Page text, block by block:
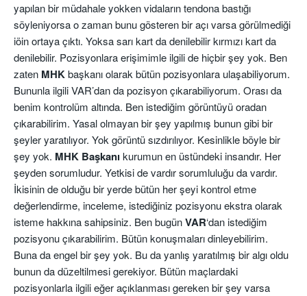
yapılan bir müdahale yokken vidaların tendona bastığı
söyleniyorsa o zaman bunu gösteren bir açı varsa görülmediği
iöin ortaya çıktı. Yoksa sarı kart da denilebilir kırmızı kart da
denilebilir. Pozisyonlara erişimimle ilgili de hiçbir şey yok. Ben
zaten MHKbaşkanı olarak bütün pozisyonlara ulaşabiliyorum.
Bununla ilgili VAR’dan da pozisyon çıkarabiliyorum. Orası da
benim kontrolüm altında. Ben istediğim görüntüyü oradan
çıkarabilirim. Yasal olmayan bir şey yapılmış bunun gibi bir
şeyler yaratılıyor. Yok görüntü sızdırılıyor. Kesinlikle böyle bir
şey yok. MHK Başkanı kurumun en üstündeki insandır. Her
şeyden sorumludur. Yetkisi de vardır sorumluluğu da vardır.
İkisinin de olduğu bir yerde bütün her şeyi kontrol etme
değerlendirme, inceleme, istediğiniz pozisyonu ekstra olarak
isteme hakkına sahipsiniz. Ben bugünVAR‘dan istediğim
pozisyonu çıkarabilirim. Bütün konuşmaları dinleyebilirim.
Buna da engel bir şey yok. Bu da yanlış yaratılmış bir algı oldu
bunun da düzeltilmesi gerekiyor. Bütün maçlardaki
pozisyonlarla ilgili eğer açıklanması gereken bir şey varsa